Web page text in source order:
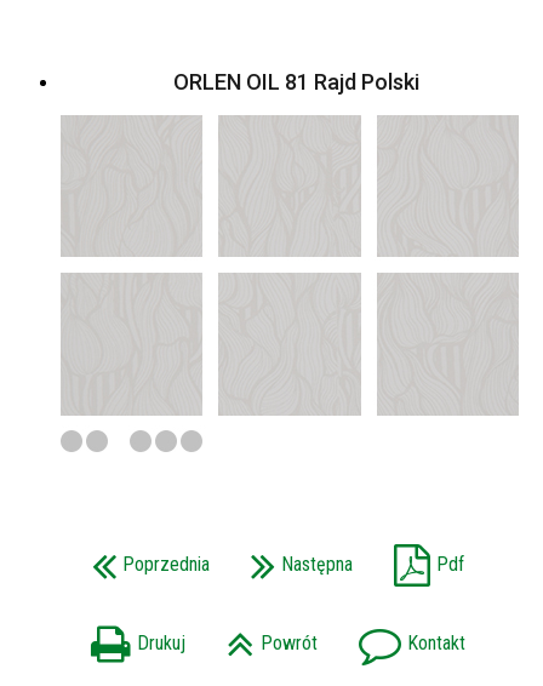
ORLEN OIL 81 Rajd Polski
Poprzednia Następna Pdf
Drukuj Powrót Kontakt